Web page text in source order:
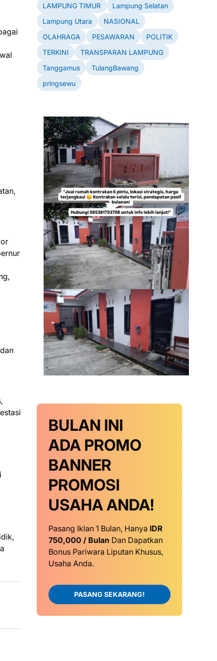
LAMPUNG TIMUR
Lampung Selatan
Lampung Utara
NASIONAL
OLAHRAGA
PESAWARAN
POLITIK
TERKINI
TRANSPARAN LAMPUNG
Tanggamus
TulangBawang
pringsewu
BULAN INI
ADA PROMO
BANNER
PROMOSI
USAHA ANDA!
Pasang Iklan 1 Bulan, Hanya IDR
750,000 / Bulan Dan Dapatkan
Bonus Pariwara Liputan Khusus,
Usaha Anda.
PASANG SEKARANG!